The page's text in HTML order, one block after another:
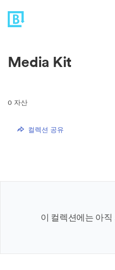
Media Kit
0 자산
컬렉션 공유
이 컬렉션에는 아